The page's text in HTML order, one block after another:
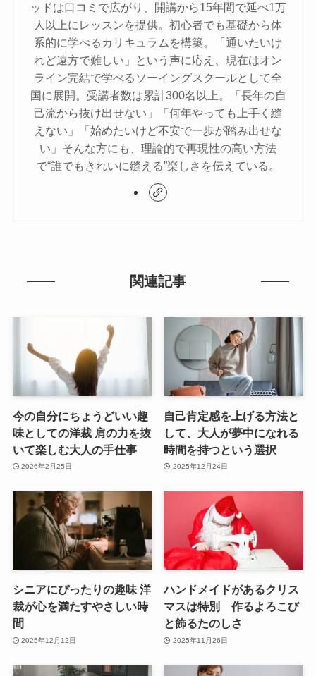
ッドは口コミで広がり、開講から15年間で延べ1万
人以上にレッスンを提供。初心者でも基礎から体
系的に学べるカリキュラムを構築。「通いたいけ
れど遠方で難しい」という声に応え、現在はオン
ライン完結で学べるソーイングスクールとして全
国に展開。受講者数は累計300名以上。「長年の自
己流から抜け出せない」「何年やっても上手く縫
えない」「始めたいけど不安で一歩が踏み出せな
い」そんな方にも、理論的で再現性の高い方法
で“誰でもきれいに縫える”楽しさを伝えている。
関連記事
今の自分にちょうどいい趣
味としての洋裁 肩の力を抜
いて楽しむ大人の手仕事
2026年2月25日
自己肯定感を上げる方法と
して、大人が夢中になれる
時間を持つという選択
2025年12月24日
シニアにぴったりの趣味 洋
裁が心を満たすやさしい時
間
2025年12月12日
ハンドメイドがあるクリス
マスは特別 作るよろこび
と飾るたのしさ
2025年11月26日